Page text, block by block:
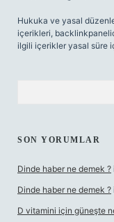
Hukuka ve yasal
içerikleri,
ilgili içerikler yasal süre
SON YORUMLAR
Dinde haber ne demek ?
Dinde haber ne demek ?
D vitamini için güneşte